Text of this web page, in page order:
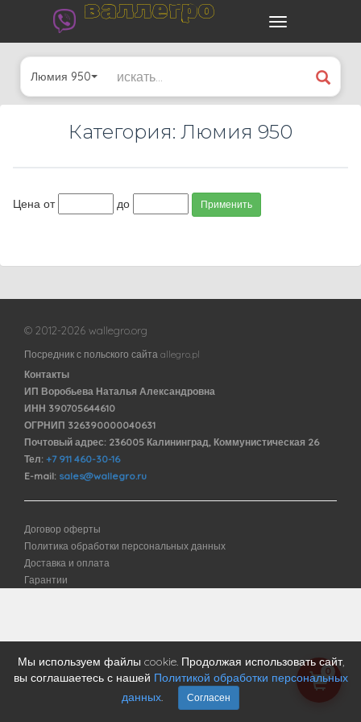
валлегро
Люмия 950
Категория: Люмия 950
Цена от до Применить
© 2012-2026 wallegro.org
Посредник с польского сайта allegro.pl
Контакты
ИП Воробьева Наталья Александровна
ИНН 390705644610
ОГРНИП 326390000040631
Почтовый адрес: 236005 Калининград, Коммунистическая 26
Тел: +7 911 460-30-16
E-mail: sales@wallegro.ru
Договор оферты
Политика обработки персональных данных
Доставка и оплата
Гарантии
0
Мы используем файлы cookie. Продолжая использовать сайт,
вы соглашаетесь с нашей Политикой обработки персональных
данных
Согласен